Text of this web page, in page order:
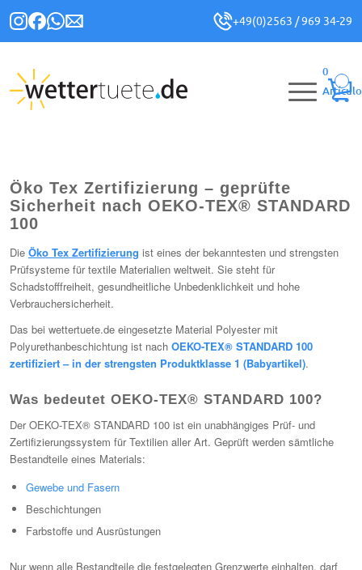
+49(0)2563 / 969 34-29
0
Artículo
Öko Tex Zertifizierung – geprüfte
Sicherheit nach OEKO-TEX® STANDARD
100
Die Öko Tex Zertifizierung ist eines der bekanntesten und strengsten
Prüfsysteme für textile Materialien weltweit. Sie steht für
Schadstofffreiheit, gesundheitliche Unbedenklichkeit und hohe
Verbrauchersicherheit.
Das bei wettertuete.de eingesetzte Material Polyester mit
Polyurethanbeschichtung ist nach OEKO-TEX® STANDARD 100
zertifiziert – in der strengsten Produktklasse 1 (Babyartikel).
Was bedeutet OEKO-TEX® STANDARD 100?
Der OEKO-TEX® STANDARD 100 ist ein unabhängiges Prüf- und
Zertifizierungssystem für Textilien aller Art. Geprüft werden sämtliche
Bestandteile eines Materials:
Gewebe und Fasern
Beschichtungen
Farbstoffe und Ausrüstungen
Nur wenn alle Bestandteile die festgelegten Grenzwerte einhalten, darf